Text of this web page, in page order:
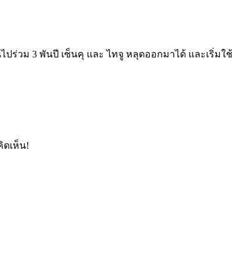
ไปร่วม 3 พันปี เซ็นคุ และ ไทจู หลุดออกมาได้ และเ
ดเห็น!